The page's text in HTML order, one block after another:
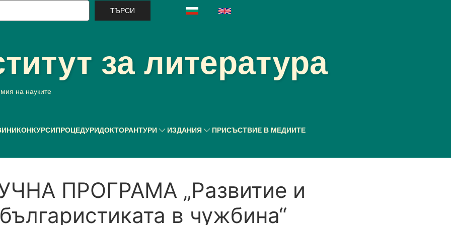
за литература
на науките
КОНКУРСИПРОЦЕДУРИДОКТОРАНТУРИ ИЗДАНИЯ ПРИСЪСТВИЕ В МЕДИИТЕ
ПРОГРАМА „Развитие и
в чужбина“